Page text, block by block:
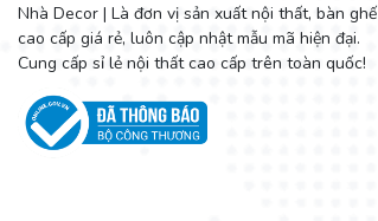
Nhà Decor | Là đơn vị sản xuất nội thất, bàn ghế
cao cấp giá rẻ, luôn cập nhật mẫu mã hiện đại.
Cung cấp sỉ lẻ nội thất cao cấp trên toàn quốc!